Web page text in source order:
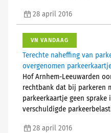
28 april 2016
VN VANDAAG
Terechte naheffing van
overgenomen
Hof Arnhem-Leeuwarden
rechtbank dat bij parkeren
parkeerkaartje geen
verschuldigde
28 april 2016